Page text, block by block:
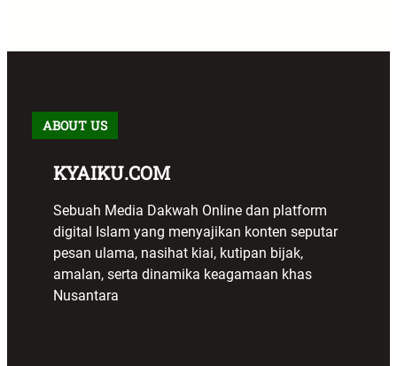
ABOUT US
KYAIKU.COM
Sebuah Media Dakwah Online dan platform
digital Islam yang menyajikan konten seputar
pesan ulama, nasihat kiai, kutipan bijak,
amalan, serta dinamika keagamaan khas
Nusantara